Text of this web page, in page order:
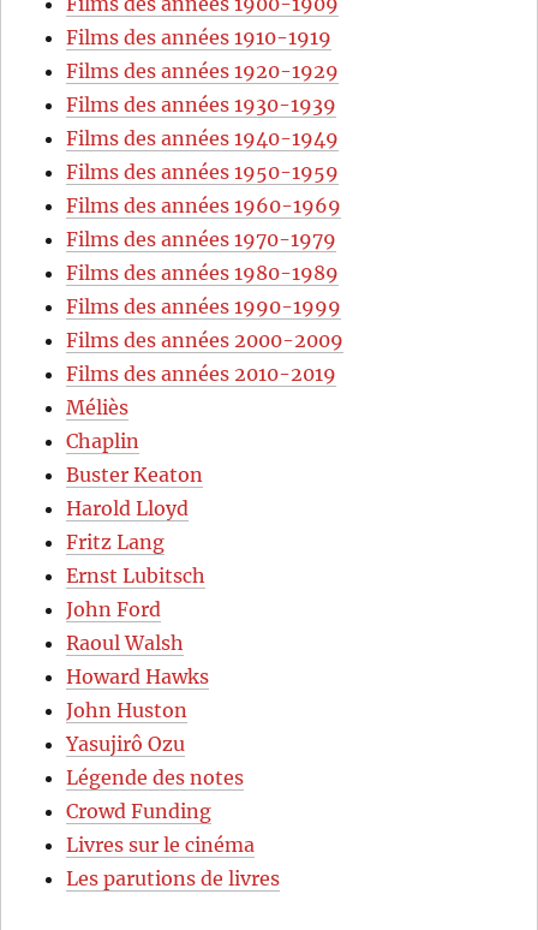
Films des années 1910-1919
Films des années 1920-1929
Films des années 1930-1939
Films des années 1940-1949
Films des années 1950-1959
Films des années 1960-1969
Films des années 1970-1979
Films des années 1980-1989
Films des années 1990-1999
Films des années 2000-2009
Films des années 2010-2019
Méliès
Chaplin
Buster Keaton
Harold Lloyd
Fritz Lang
Ernst Lubitsch
John Ford
Raoul Walsh
Howard Hawks
John Huston
Yasujirô Ozu
Légende des notes
Crowd Funding
Livres sur le cinéma
Les parutions de livres